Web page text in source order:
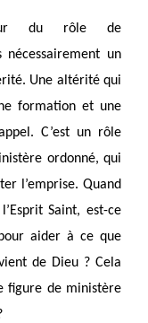
du rôle de
nécessairement un
Une altérité qui
formation et une
C’est un rôle
ordonné, qui
l’emprise. Quand
Saint, est-ce
aider à ce que
de Dieu ? Cela
figure de ministère